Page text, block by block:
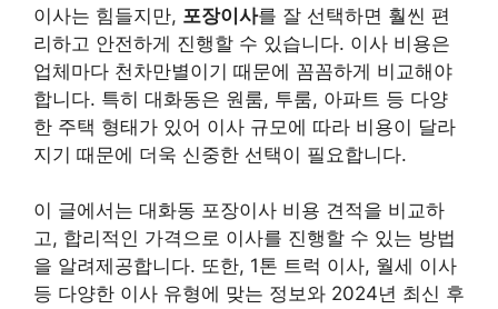
이사는 힘들지만, 포장이사를 잘 선택하면 훨씬 편
리하고 안전하게 진행할 수 있습니다. 이사 비용은
업체마다 천차만별이기 때문에 꼼꼼하게 비교해야
합니다. 특히 대화동은 원룸, 투룸, 아파트 등 다양
한 주택 형태가 있어 이사 규모에 따라 비용이 달라
지기 때문에 더욱 신중한 선택이 필요합니다.
이 글에서는 대화동 포장이사 비용 견적을 비교하
고, 합리적인 가격으로 이사를 진행할 수 있는 방법
을 알려제공합니다. 또한, 1톤 트럭 이사, 월세 이사
등 다양한 이사 유형에 맞는 정보와 2024년 최신 후